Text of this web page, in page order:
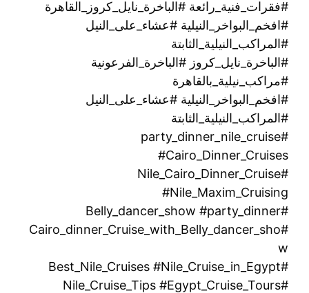
#فقرات_فنية_رائعة #الباخرة_نايل_كروز_القاهرة
#افخم_البواخر_النيلية #عشاء_على_النيل
#المراكب_النيلية_الثابتة
#الباخرة_نايل_كروز #الباخرة_الفرعونية
#مراكب_نيلية_بالقاهرة
#افخم_البواخر_النيلية #عشاء_على_النيل
#المراكب_النيلية_الثابتة
#party_dinner_nile_cruise
#Cairo_Dinner_Cruises
#Nile_Cairo_Dinner_Cruise
#Nile_Maxim_Cruising
#Belly_dancer_show #party_dinner
#Cairo_dinner_Cruise_with_Belly_dancer_sho
w
#Best_Nile_Cruises #Nile_Cruise_in_Egypt
#Nile_Cruise_Tips #Egypt_Cruise_Tours